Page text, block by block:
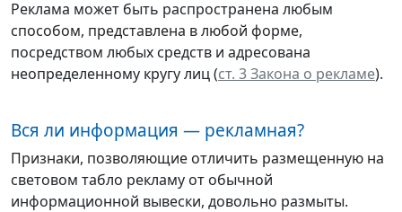
Реклама может быть распространена любым
способом, представлена в любой форме,
посредством любых средств и адресована
неопределенному кругу лиц (ст. 3 Закона о рекламе).
Вся ли информация — рекламная?
Признаки, позволяющие отличить размещенную на
световом табло рекламу от обычной
информационной вывески, довольно размыты.